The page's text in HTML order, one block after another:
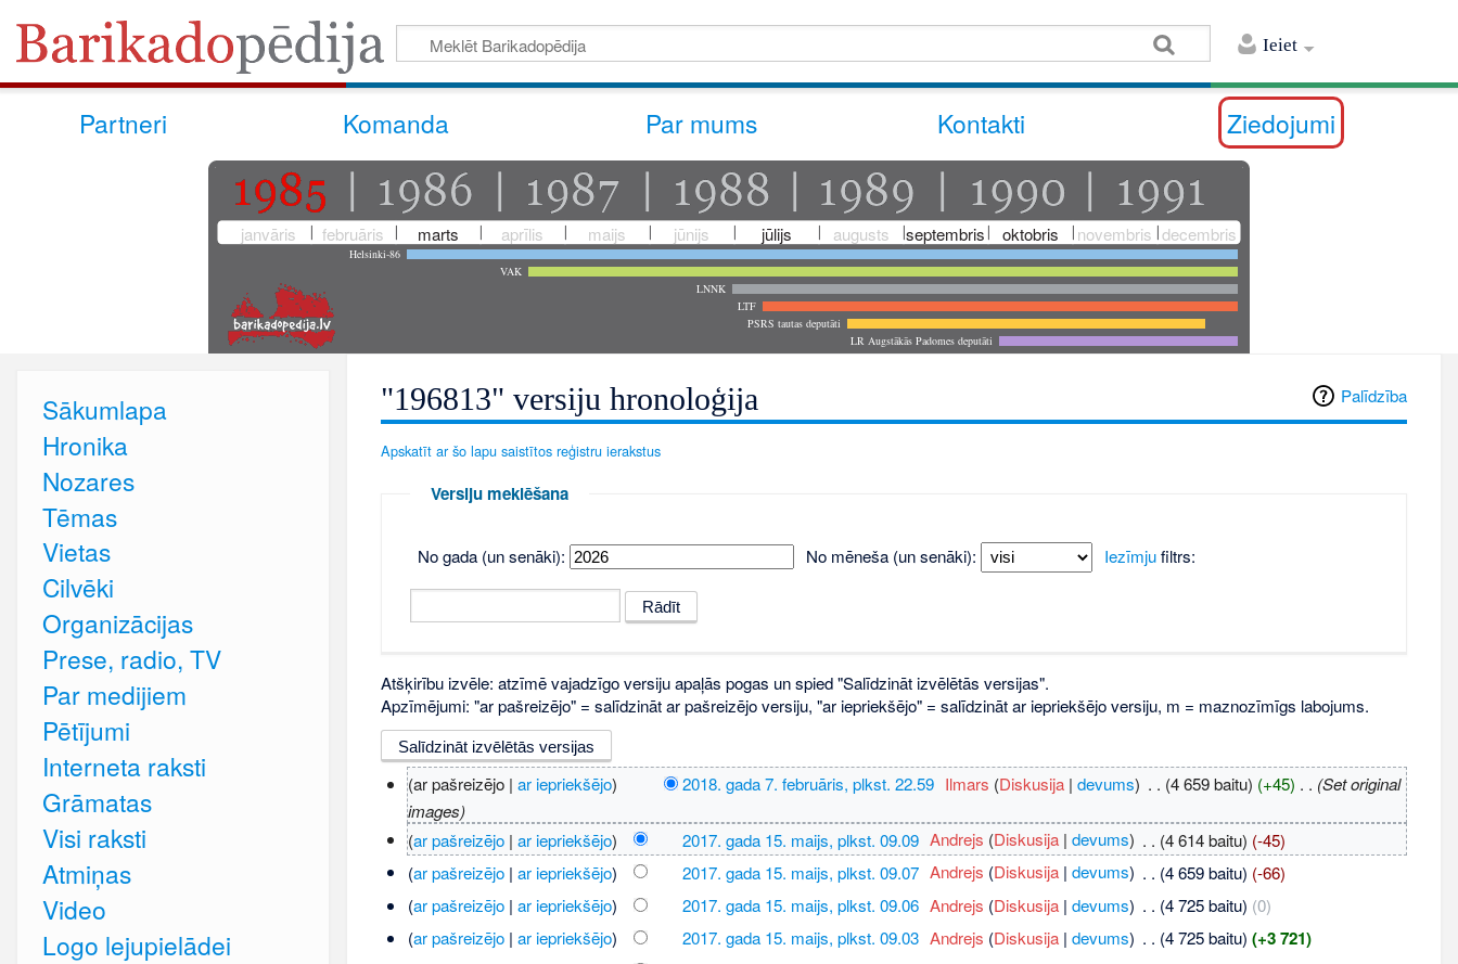
Ieiet
Partneri Komanda Par mums Kontakti Ziedojumi
janvāris februāris marts aprīlis maijs jūnijs jūlijs augusts septembris oktobris novembris decembris
Helsinki-86
VAK
LNNK
LTF
PSRS tautas deputāti
LR Augstākās Padomes deputāti
Palīdzība
"196813" versiju hronoloģija
Apskatīt ar šo lapu saistītos reģistru ierakstus
Versiju meklēšana
No gada (un senāki): No mēneša (un senāki): Iezīmjufiltrs:
Atšķirību izvēle: atzīmē vajadzīgo versiju apaļās pogas un spied "Salīdzināt izvēlētās versijas".
Apzīmējumi: "ar pašreizējo" = salīdzināt ar pašreizējo versiju, "ar iepriekšējo" = salīdzināt ar iepriekšējo versiju, m = maznozīmīgs labojums.
(ar pašreizējo | ar iepriekšējo) 2018. gada 7. februāris, plkst. 22.59 Ilmars (Diskusija |devums) . . (4 659 baitu) (+45) . . (Set original
images)
(ar pašreizējo| ar iepriekšējo) 2017. gada 15. maijs, plkst. 09.09 Andrejs (Diskusija |devums) . . (4 614 baitu) (-45)
(ar pašreizējo| ar iepriekšējo) 2017. gada 15. maijs, plkst. 09.07 Andrejs (Diskusija |devums) . . (4 659 baitu) (-66)
(ar pašreizējo| ar iepriekšējo) 2017. gada 15. maijs, plkst. 09.06 Andrejs (Diskusija |devums) . . (4 725 baitu) (0)
(ar pašreizējo| ar iepriekšējo) 2017. gada 15. maijs, plkst. 09.03 Andrejs (Diskusija |devums) . . (4 725 baitu) (+3 721)
Sākumlapa
Hronika
Nozares
Tēmas
Vietas
Cilvēki
Organizācijas
Prese, radio, TV
Par medijiem
Pētījumi
Interneta raksti
Grāmatas
Visi raksti
Atmiņas
Video
Logo lejupielādei